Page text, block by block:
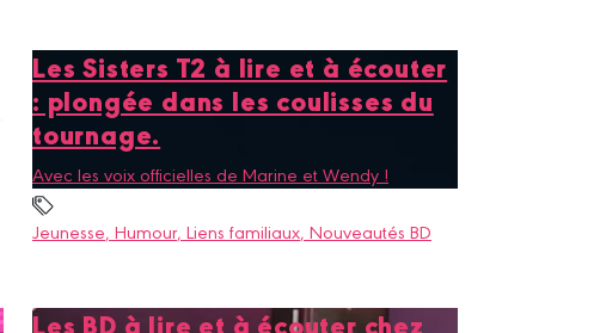
Les Sisters T2 à lire et à écouter
: plongée dans les coulisses du
tournage.
Avec les voix officielles de Marine et Wendy !
Jeunesse, Humour, Liens familiaux, Nouveautés BD
Les BD à lire et à écouter chez